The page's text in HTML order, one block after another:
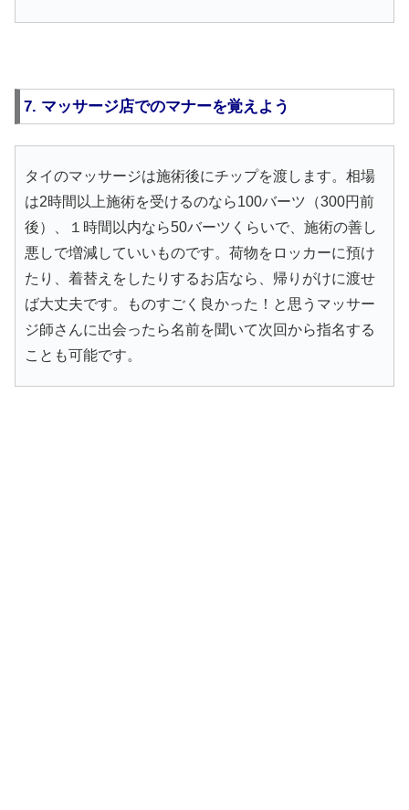
7. マッサージ店でのマナーを覚えよう
タイのマッサージは施術後にチップを渡します。相場
は2時間以上施術を受けるのなら100バーツ（300円前
後）、１時間以内なら50バーツくらいで、施術の善し
悪しで増減していいものです。荷物をロッカーに預け
たり、着替えをしたりするお店なら、帰りがけに渡せ
ば大丈夫です。ものすごく良かった！と思うマッサー
ジ師さんに出会ったら名前を聞いて次回から指名する
ことも可能です。